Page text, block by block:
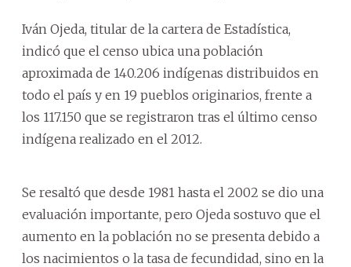
Iván Ojeda, titular de la cartera de Estadística,
indicó que el censo ubica una población
aproximada de 140.206 indígenas distribuidos en
todo el país y en 19 pueblos originarios, frente a
los 117.150 que se registraron tras el último censo
indígena realizado en el 2012.
Se resaltó que desde 1981 hasta el 2002 se dio una
evaluación importante, pero Ojeda sostuvo que el
aumento en la población no se presenta debido a
los nacimientos o la tasa de fecundidad, sino en la